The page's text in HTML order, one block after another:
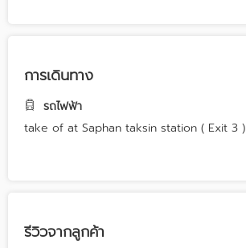
การเดินทาง
รถไฟฟ้า
take of at Saphan taksin station ( Exit 3 )
รีวิวจากลูกค้า